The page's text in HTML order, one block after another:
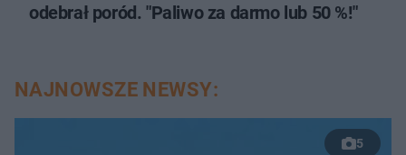
odebrał poród. "Paliwo za darmo lub 50 %!"
NAJNOWSZE NEWSY:
5